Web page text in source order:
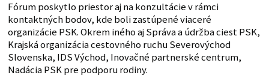
Fórum poskytlo priestor aj na konzultácie v rámci
kontaktných bodov, kde boli zastúpené viaceré
organizácie PSK. Okrem iného aj Správa a údržba ciest PSK,
Krajská organizácia cestovného ruchu Severovýchod
Slovenska, IDS Východ, Inovačné partnerské centrum,
Nadácia PSK pre podporu rodiny.